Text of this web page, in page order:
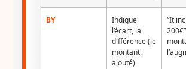
BY
Indique
l’écart, la
différence (le
montant
ajouté)
“It